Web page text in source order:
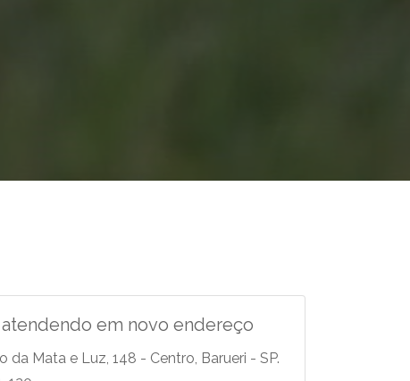
em novo endereço
da Mata e Luz, 148 - Centro, Barueri - SP.